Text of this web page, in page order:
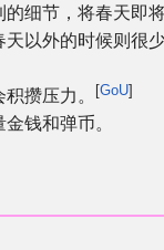
的细节，将春天即
天以外的时候则很
攒压力。 [GoU]
钱和弹币。